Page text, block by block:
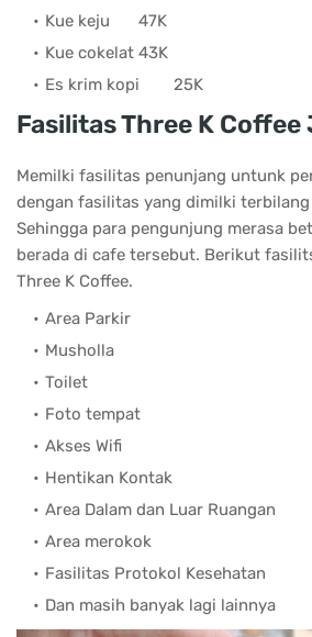
Kue keju
47K
Kue cokelat 43K
Es krim kopi
25K
Fasilitas Three K
Memilki fasilitas penunjang untunk
dengan fasilitas yang dimilki
Sehingga para pengunjung merasa
berada di cafe tersebut. Berikut
Three K Coffee.
Area Parkir
Musholla
Toilet
Foto tempat
Akses Wifi
Hentikan Kontak
Area Dalam dan Luar Ruangan
Area merokok
Fasilitas Protokol Kesehatan
Dan masih banyak lagi lainnya